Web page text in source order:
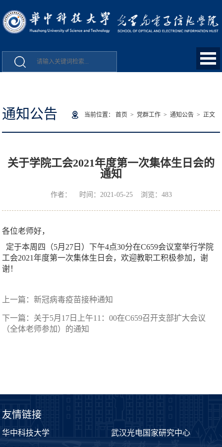
通知公告 当前位置： 首页 > 党群工作> 通知公告> 正文
关于学院工会2021年度第一次集体生日会的
通知
作者： 时间：2021-05-25 浏览： 483
各位老师好，
定于本周四（5月27日）下午4点30分在C659会议室举行学院
工会2021年度第一次集体生日会，欢迎教职工积极参加，谢
谢！
上一篇：新冠病毒疫苗接种通知
下一篇： 关于5月17日上午11：00在C659召开支部扩大会议
（全体老师参加）的通知
友情链接
华中科技大学 武汉光电国家研究中心